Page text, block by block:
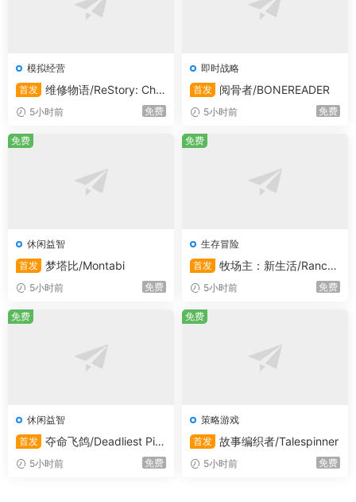
模拟经营
首发 维修物语/ReStory: Chill
Electronics Repairs
5小时前 免费
即时战略
首发
阅骨者/BONEREADER
5小时前 免费
休闲益智
首发 梦塔比/Montabi
5小时前 免费
免费
生存冒险
首发 牧场主：新生活/Ranche
r: A new life
5小时前 免费
免费
休闲益智
首发 夺命飞鸽/Deadliest Pig
eon5小时前 免费
免费
策略游戏
首发 故事编织者/Talespinner
5小时前 免费
免费